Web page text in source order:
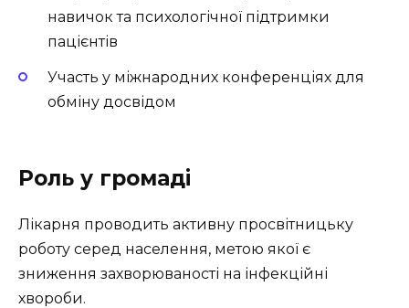
навичок та психологічної підтримки
пацієнтів
Участь у міжнародних конференціях для
обміну досвідом
Роль у громаді
Лікарня проводить активну просвітницьку
роботу серед населення, метою якої є
зниження захворюваності на інфекційні
хвороби.